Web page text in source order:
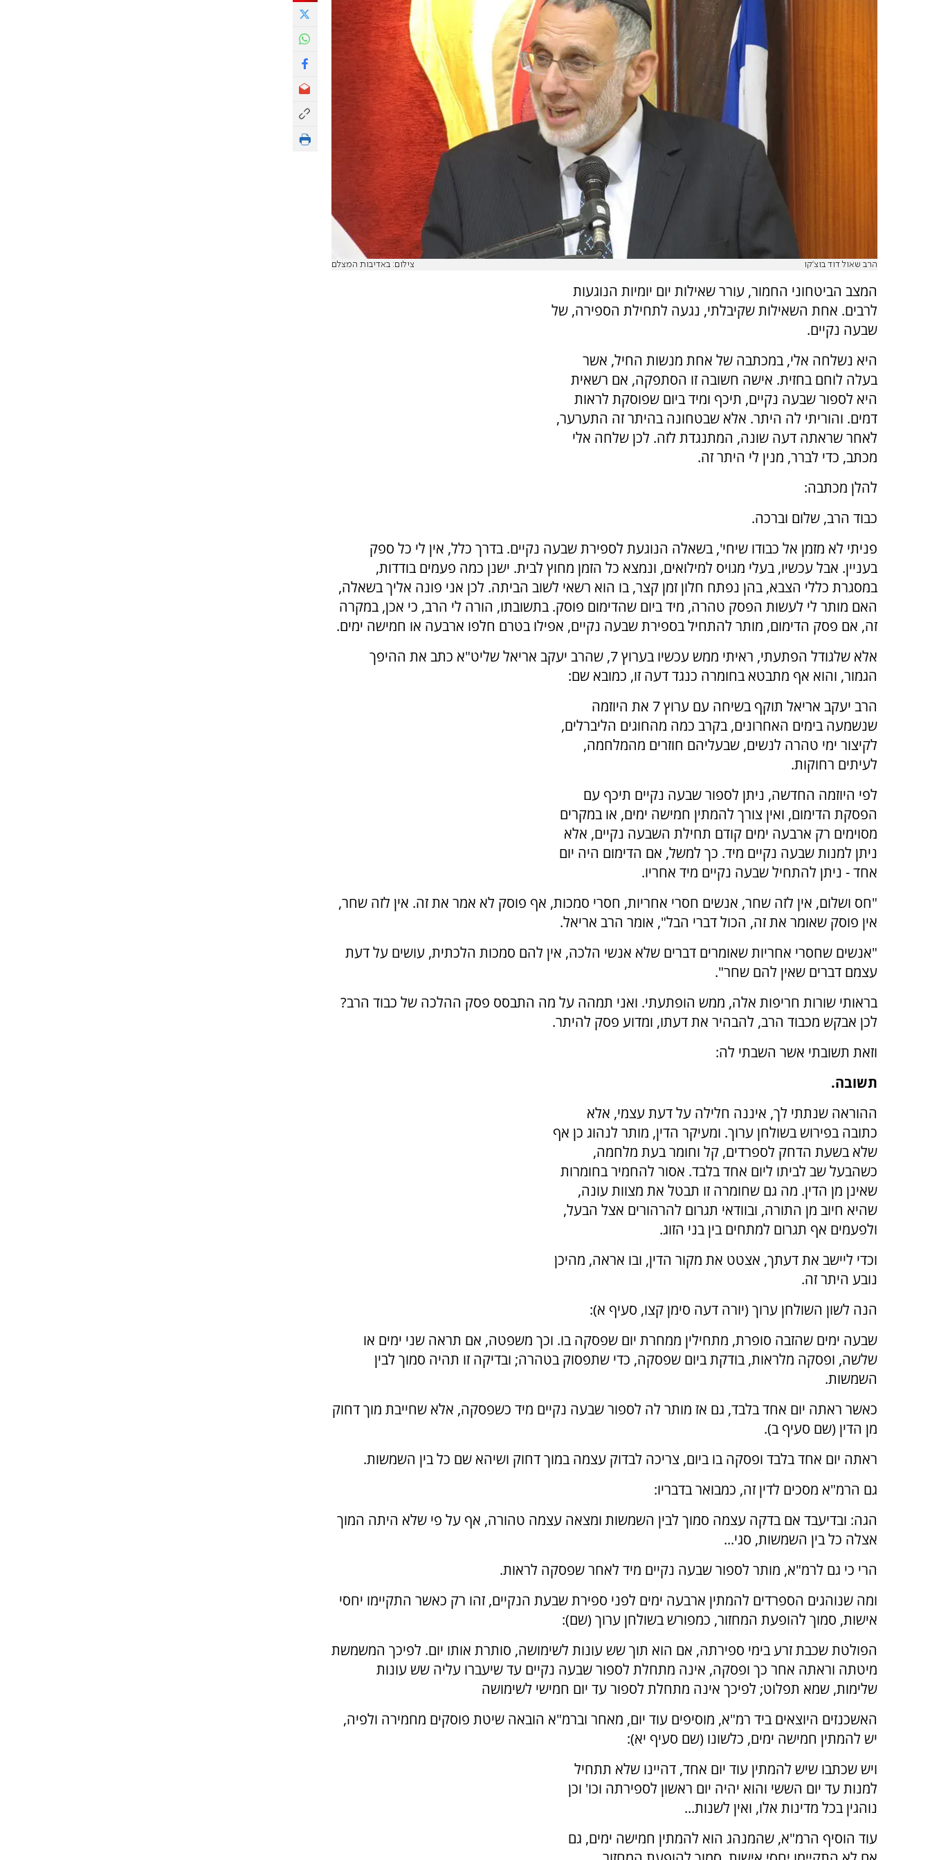
הרב שאול דוד בוצ'קו צילום: באדיבות המצלם
המצב הביטחוני החמור, עורר שאילות יום יומיות הנוגעות
לרבים. אחת השאילות שקיבלתי, נגעה לתחילת הספירה, של
שבעה נקיים.
היא נשלחה אלי, במכתבה של אחת מנשות החיל, אשר
בעלה לוחם בחזית. אישה חשובה זו הסתפקה, אם רשאית
היא לספור שבעה נקיים, תיכף ומיד ביום שפוסקת לראות
דמים. והוריתי לה היתר. אלא שבטחונה בהיתר זה התערער,
לאחר שראתה דעה שונה, המתנגדת לזה. לכן שלחה אלי
מכתב, כדי לברר, מנין לי היתר זה.
להלן מכתבה:
כבוד הרב, שלום וברכה.
פניתי לא מזמן אל כבודו שיחי', בשאלה הנוגעת לספירת שבעה נקיים. בדרך כלל, אין לי כל ספק
בעניין. אבל עכשיו, בעלי מגויס למילואים, ונמצא כל הזמן מחוץ לבית. ישנן כמה פעמים בודדות,
במסגרת כללי הצבא, בהן נפתח חלון זמן קצר, בו הוא רשאי לשוב הביתה. לכן אני פונה אליך בשאלה,
האם מותר לי לעשות הפסק טהרה, מיד ביום שהדימום פוסק. בתשובתו, הורה לי הרב, כי אכן, במקרה
זה, אם פסק הדימום, מותר להתחיל בספירת שבעה נקיים, אפילו בטרם חלפו ארבעה או חמישה ימים.
אלא שלגודל הפתעתי, ראיתי ממש עכשיו בערוץ 7, שהרב יעקב אריאל שליט"א כתב את ההיפך
הגמור, והוא אף מתבטא בחומרה כנגד דעה זו, כמובא שם:
הרב יעקב אריאל תוקף בשיחה עם ערוץ 7 את היוזמה
שנשמעה בימים האחרונים, בקרב כמה מהחוגים הליברלים,
לקיצור ימי טהרה לנשים, שבעליהם חוזרים מהמלחמה,
לעיתים רחוקות.
לפי היוזמה החדשה, ניתן לספור שבעה נקיים תיכף עם
הפסקת הדימום, ואין צורך להמתין חמישה ימים, או במקרים
מסוימים רק ארבעה ימים קודם תחילת השבעה נקיים, אלא
ניתן למנות שבעה נקיים מיד. כך למשל, אם הדימום היה יום
אחד - ניתן להתחיל שבעה נקיים מיד אחריו.
"חס ושלום, אין לזה שחר, אנשים חסרי אחריות, חסרי סמכות, אף פוסק לא אמר את זה. אין לזה שחר,
אין פוסק שאומר את זה, הכול דברי הבל", אומר הרב אריאל.
"אנשים שחסרי אחריות שאומרים דברים שלא אנשי הלכה, אין להם סמכות הלכתית, עושים על דעת
עצמם דברים שאין להם שחר".
בראותי שורות חריפות אלה, ממש הופתעתי. ואני תמהה על מה התבסס פסק ההלכה של כבוד הרב?
לכן אבקש מכבוד הרב, להבהיר את דעתו, ומדוע פסק להיתר.
וזאת תשובתי אשר השבתי לה:
תשובה.
ההוראה שנתתי לך, איננה חלילה על דעת עצמי, אלא
כתובה בפירוש בשולחן ערוך. ומעיקר הדין, מותר לנהוג כן אף
שלא בשעת הדחק לספרדים, קל וחומר בעת מלחמה,
כשהבעל שב לביתו ליום אחד בלבד. אסור להחמיר בחומרות
שאינן מן הדין. מה גם שחומרה זו תבטל את מצוות עונה,
שהיא חיוב מן התורה, ובוודאי תגרום להרהורים אצל הבעל,
ולפעמים אף תגרום למתחים בין בני הזוג.
וכדי ליישב את דעתך, אצטט את מקור הדין, ובו אראה, מהיכן
נובע היתר זה.
הנה לשון השולחן ערוך (יורה דעה סימן קצו, סעיף א):
שבעה ימים שהזבה סופרת, מתחילין ממחרת יום שפסקה בו. וכך משפטה, אם תראה שני ימים או
שלשה, ופסקה מלראות, בודקת ביום שפסקה, כדי שתפסוק בטהרה; ובדיקה זו תהיה סמוך לבין
השמשות.
כאשר ראתה יום אחד בלבד, גם אז מותר לה לספור שבעה נקיים מיד כשפסקה, אלא שחייבת מוך דחוק
מן הדין (שם סעיף ב).
ראתה יום אחד בלבד ופסקה בו ביום, צריכה לבדוק עצמה במוך דחוק ושיהא שם כל בין השמשות.
גם הרמ"א מסכים לדין זה, כמבואר בדבריו:
הגה: ובדיעבד אם בדקה עצמה סמוך לבין השמשות ומצאה עצמה טהורה, אף על פי שלא היתה המוך
אצלה כל בין השמשות, סגי...
הרי כי גם לרמ"א, מותר לספור שבעה נקיים מיד לאחר שפסקה לראות.
ומה שנוהגים הספרדים להמתין ארבעה ימים לפני ספירת שבעת הנקיים, זהו רק כאשר התקיימו יחסי
אישות, סמוך להופעת המחזור, כמפורש בשולחן ערוך (שם):
הפולטת שכבת זרע בימי ספירתה, אם הוא תוך שש עונות לשימושה, סותרת אותו יום. לפיכך המשמשת
מיטתה וראתה אחר כך ופסקה, אינה מתחלת לספור שבעה נקיים עד שיעברו עליה שש עונות
שלימות, שמא תפלוט; לפיכך אינה מתחלת לספור עד יום חמישי לשימושה
האשכנזים היוצאים ביד רמ"א, מוסיפים עוד יום, מאחר וברמ"א הובאה שיטת פוסקים מחמירה ולפיה,
יש להמתין חמישה ימים, כלשונו (שם סעיף יא):
ויש שכתבו שיש להמתין עוד יום אחד, דהיינו שלא תתחיל
למנות עד יום הששי והוא יהיה יום ראשון לספירתה וכו' וכן
נוהגין בכל מדינות אלו, ואין לשנות...
עוד הוסיף הרמ"א, שהמנהג הוא להמתין חמישה ימים, גם